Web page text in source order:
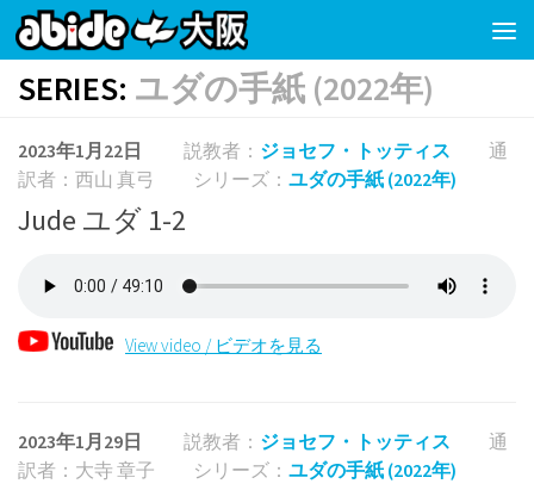
コンテンツの下
SERIES: ユダの手紙 (2022年)
2023年1月22日 説教者： ジョセフ・トッティス
通
訳者：西山 真弓
シリーズ： ユダの手紙 (2022年)
Jude ユダ 1-2
View video / ビデオを見る
2023年1月29日 説教者： ジョセフ・トッティス
通
訳者：大寺 章子
シリーズ： ユダの手紙 (2022年)